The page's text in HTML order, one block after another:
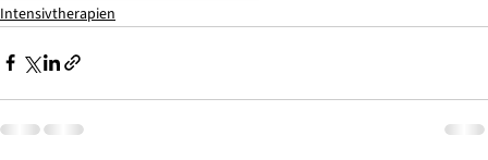
Intensivtherapien